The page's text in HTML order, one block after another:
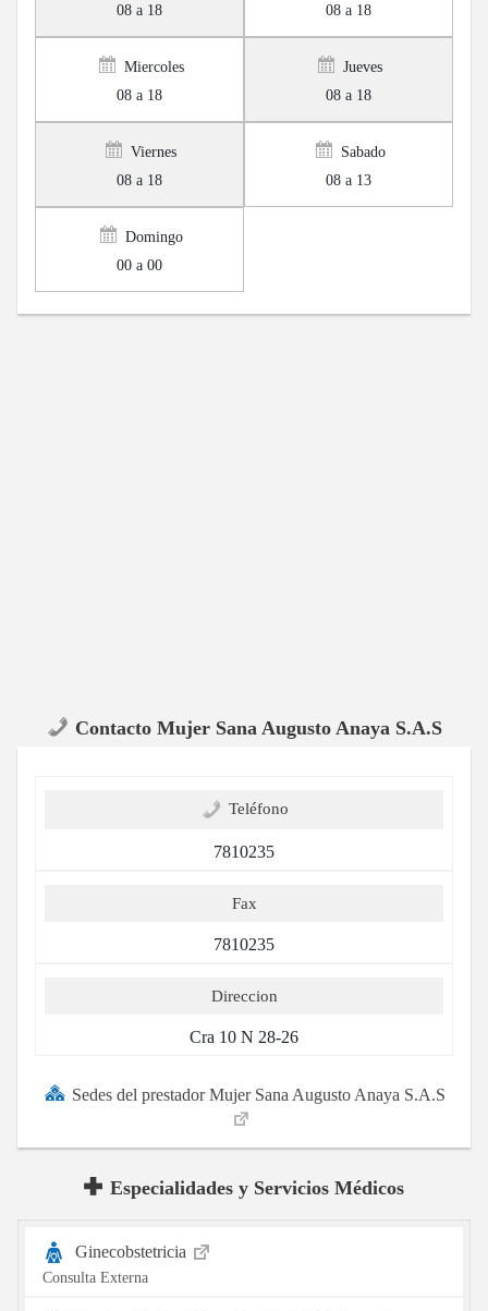
08 a 18
08 a 18
Miercoles
08 a 18
Jueves
08 a 18
Viernes
08 a 18
Sabado
08 a 13
Domingo
00 a 00
Contacto Mujer Sana Augusto Anaya S.A.S
Teléfono
7810235
Fax
7810235
Direccion
Cra 10 N 28-26
Sedes del prestador Mujer Sana Augusto Anaya S.A.S
Especialidades y Servicios Médicos
Ginecobstetricia
Consulta Externa